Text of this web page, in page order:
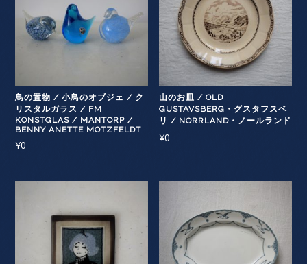
鳥の置物 / 小鳥のオブジェ / ク
リスタルガラス / FM
KONSTGLAS / MANTORP /
BENNY ANETTE MOTZFELDT
¥0
山のお皿 / OLD
GUSTAVSBERG・グスタフスベ
リ / NORRLAND・ノールランド
¥0